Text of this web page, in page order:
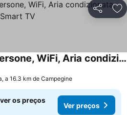
Partilhar
VISTA DUOMO, 4 persone, WiFi, Aria condizionata, Smart TV
a 16.3 km de Campegine
os preços
Ver preços